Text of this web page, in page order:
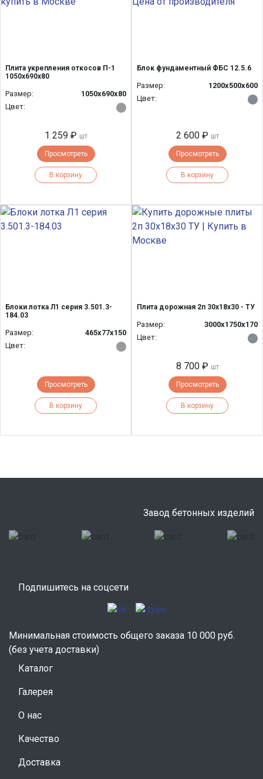
Плита укрепления откосов П-1
1050х690х80
Размер:
1050х690х80
Цвет:
1 259 ₽ шт
Просмотреть
В корзину
Блок фундаментный ФБС 12.5.6
Размер:
1200x500x600
Цвет:
2 600 ₽ шт
Просмотреть
В корзину
Блоки лотка Л1 серия 3.501.3-
184.03
Размер:
465х77х150
Цвет:
Просмотреть
В корзину
Плита дорожная 2п 30х18х30 - ТУ
Размер:
3000х1750х170
Цвет:
8 700 ₽ шт
Просмотреть
В корзину
Завод бетонных изделий
Подпишитесь на соцсети
Минимальная стоимость общего заказа 10 000 руб.
(без учета доставки)
Каталог
Галерея
О нас
Качество
Доставка